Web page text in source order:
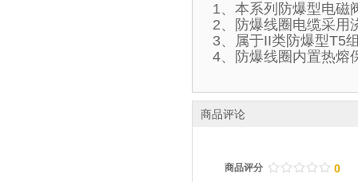
1、本系列防爆型电磁
2、防爆线圈电缆采用
3、属于II类防爆型T5
4、防爆线圈内置热熔
商品评论
商品评分 / / / / /
. . . . . 0